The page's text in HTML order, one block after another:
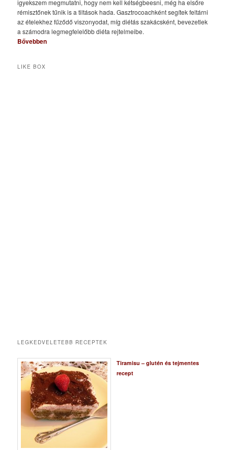
igyekszem megmutatni, hogy nem kell kétségbeesni, még ha elsőre
rémisztőnek tűnik is a tiltások hada. Gasztrocoachként segítek feltárni
az ételekhez fűződő viszonyodat, míg diétás szakácsként, bevezetlek
a számodra legmegfelelőbb diéta rejtelmeibe.
Bővebben
LIKE BOX
LEGKEDVELETEBB RECEPTEK
Tiramisu – glutén és tejmentes
recept